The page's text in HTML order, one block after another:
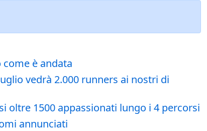
è andata
vedrà 2.000 runners ai nostri di
oltre 1500 appassionati lungo i 4 percorsi
annunciati